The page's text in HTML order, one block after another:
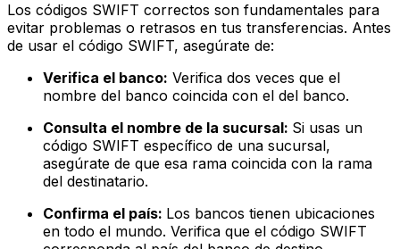
Los códigos SWIFT correctos son fundamentales para
evitar problemas o retrasos en tus transferencias. Antes
de usar el código SWIFT, asegúrate de:
Verifica el banco: Verifica dos veces que el
nombre del banco coincida con el del banco.
Consulta el nombre de la sucursal: Si usas un
código SWIFT específico de una sucursal,
asegúrate de que esa rama coincida con la rama
del destinatario.
Confirma el país: Los bancos tienen ubicaciones
en todo el mundo. Verifica que el código SWIFT